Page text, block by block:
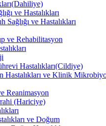
ve Hastalıkları
Sağlığı ve Hastalıkları
ve Rehabilitasyon
Hastalıkları(Cildiye)
Hastalıkları ve Klinik
Reanimasyon
(Hariciye)
ve Doğum